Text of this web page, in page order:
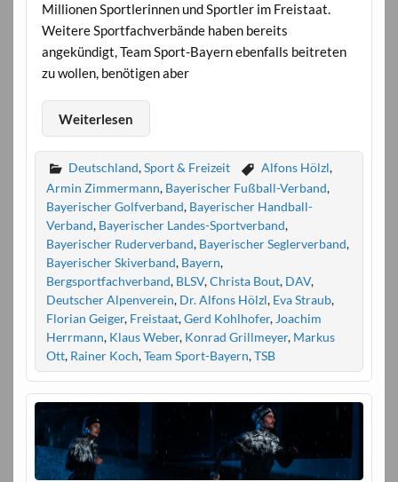
Millionen Sportlerinnen und Sportler im Freistaat.
Weitere Sportfachverbände haben bereits
angekündigt, Team Sport-Bayern ebenfalls beitreten
zu wollen, benötigen aber
Weiterlesen
Deutschland,Sport & Freizeit Alfons Hölzl,
Armin Zimmermann, Bayerischer Fußball-Verband,
Bayerischer Golfverband, Bayerischer Handball-
Verband, Bayerischer Landes-Sportverband,
Bayerischer Ruderverband, Bayerischer Seglerverband,
Bayerischer Skiverband, Bayern,
Bergsportfachverband, BLSV,Christa Bout, DAV,
Deutscher Alpenverein, Dr. Alfons Hölzl, Eva Straub,
Florian Geiger, Freistaat,Gerd Kohlhofer, Joachim
Herrmann, Klaus Weber, Konrad Grillmeyer, Markus
Ott, Rainer Koch,Team Sport-Bayern,TSB